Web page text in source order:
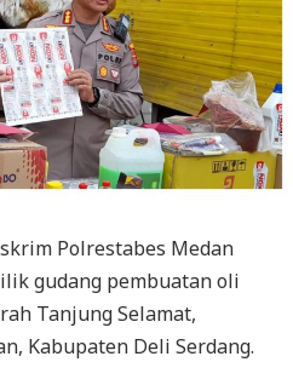
Polrestabes Medan
gudang pembuatan oli
Tanjung Selamat,
Kabupaten Deli Serdang.